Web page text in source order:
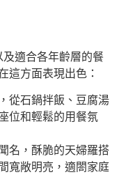
適合各年齡層的餐
這方面表現出色：
從石鍋拌飯、豆腐湯
位和輕鬆的用餐氛
名，酥脆的天婦羅搭
寬敞明亮，適閤家庭